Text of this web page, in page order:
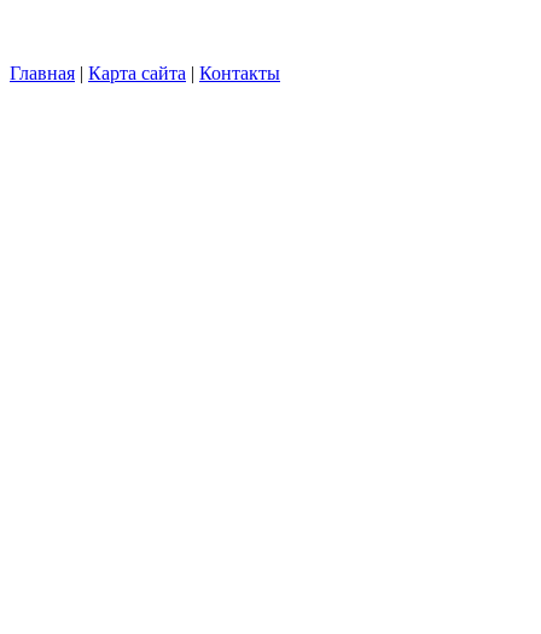
Главная | Карта сайта | Контакты